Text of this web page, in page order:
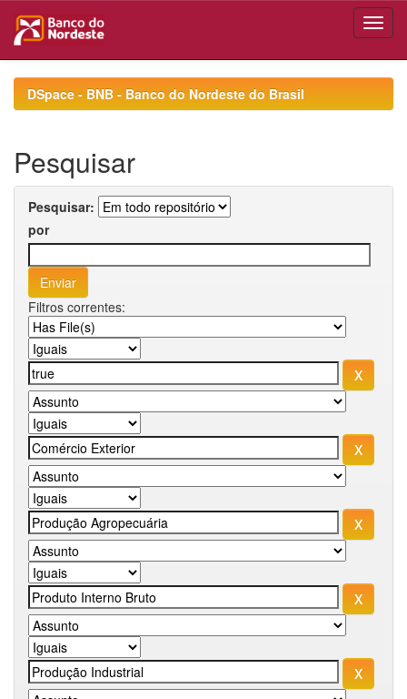
navigationDSpace - BNB - Banco do Nordeste do Brasil
Pesquisar
Pesquisar:
por
Filtros correntes: